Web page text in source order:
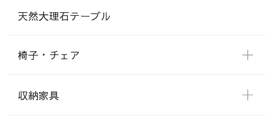
天然大理石テーブル
椅子・チェア
収納家具